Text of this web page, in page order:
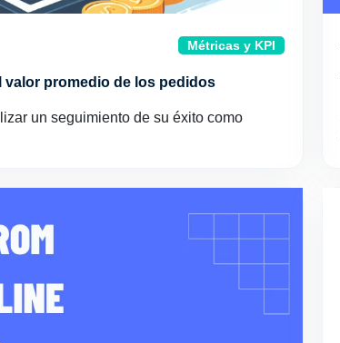
Métricas y KPI
valor promedio de los pedidos
un seguimiento de su éxito como